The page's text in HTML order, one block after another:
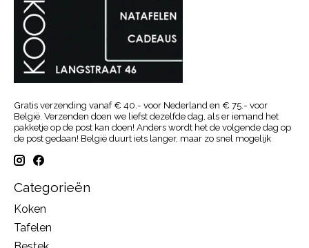
Gratis verzending vanaf € 40.- voor Nederland en € 75.- voor
België. Verzenden doen we liefst dezelfde dag, als er iemand het
pakketje op de post kan doen! Anders wordt het de volgende dag op
de post gedaan! België duurt iets langer, maar zo snel mogelijk
Categorieën
Koken
Tafelen